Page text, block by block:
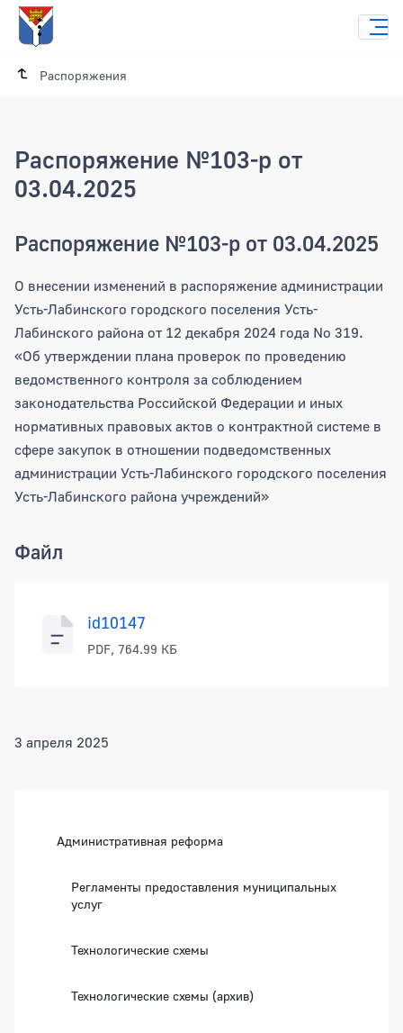
Распоряжения
Распоряжение №103-р от
03.04.2025
Распоряжение №103-р от 03.04.2025
О внесении изменений в распоряжение администрации
Усть-Лабинского городского поселения Усть-
Лабинского района от 12 декабря 2024 года No 319.
«Об утверждении плана проверок по проведению
ведомственного контроля за соблюдением
законодательства Российской Федерации и иных
нормативных правовых актов о контрактной системе в
сфере закупок в отношении подведомственных
администрации Усть-Лабинского городского поселения
Усть-Лабинского района учреждений»
Файл
id10147
PDF, 764.99 КБ
3 апреля 2025
Административная реформа
Регламенты предоставления муниципальных
услуг
Технологические схемы
Технологические схемы (архив)